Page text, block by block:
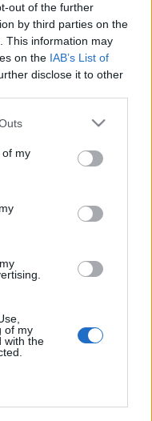
out of the further
by third parties on the
This information may
on the IAB’s List of
disclose it to other
of my
of my
with the
classica
Feed RSS Facebook
ne è
Dei contenuti non originali